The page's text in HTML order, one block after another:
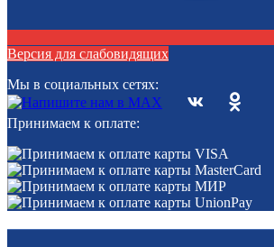
Версия для слабовидящих
Мы в социальных сетях:
Принимаем к оплате: